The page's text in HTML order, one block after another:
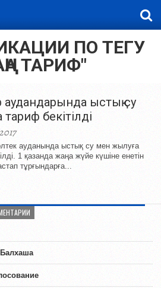
ПО ТЕГУ
ТАРИФ"
аудандарында ыстық су
бекітілді
ауданында ыстық су мен жылуға
1 қазанда жаңа жүйе күшіне енетін
тұрғындарға...